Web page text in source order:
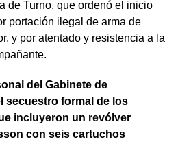
de Turno, que ordenó el inicio
portación ilegal de arma de
y por atentado y resistencia a la
del Gabinete de
secuestro formal de los
incluyeron un revólver
con seis cartuchos